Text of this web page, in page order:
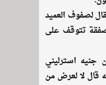
لصفوف العميد
تتوقف على
سيتي 50 مليون جنيه استرليني
قال لا لعرض من